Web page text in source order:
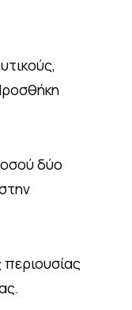
δύο
περιουσίας